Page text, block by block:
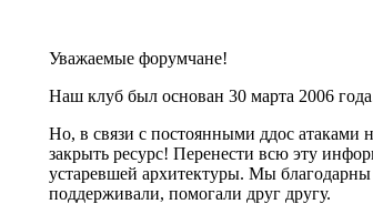
Уважаемые форумчане!
Наш клуб был основан 30 марта 2006
Но, в связи с постоянными ддос
закрыть ресурс! Перенести всю эту
устаревшей архитектуры. Мы
поддерживали, помогали друг другу.